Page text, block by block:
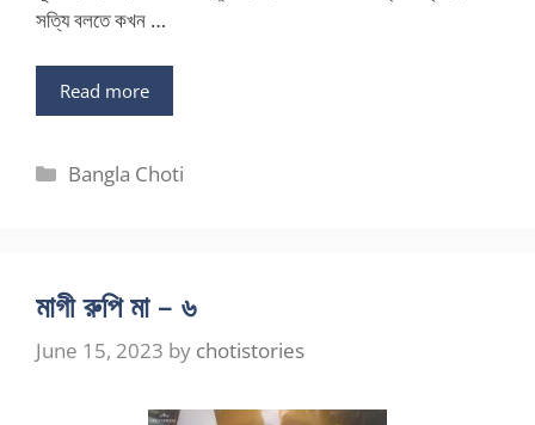
সত্যি বলতে কখন …
Read more
Categories
Bangla Choti
মাগী রুপি মা – ৬
June 15, 2023 by chotistories